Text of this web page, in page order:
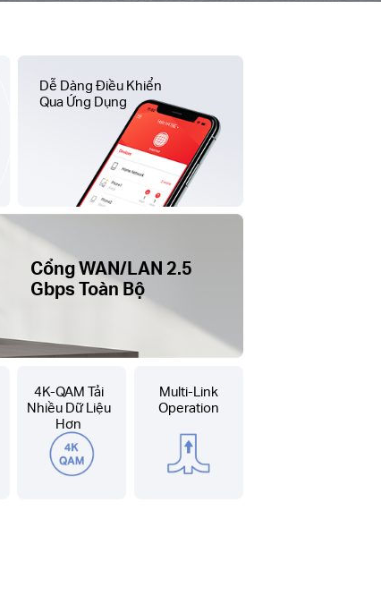
Dễ Dàng Điều Khiển
Qua Ứng Dụng
Cổng WAN/LAN 2.5
Gbps Toàn Bộ
4K-QAM Tải
Nhiều Dữ Liệu
Hơn
Multi-Link
Operation